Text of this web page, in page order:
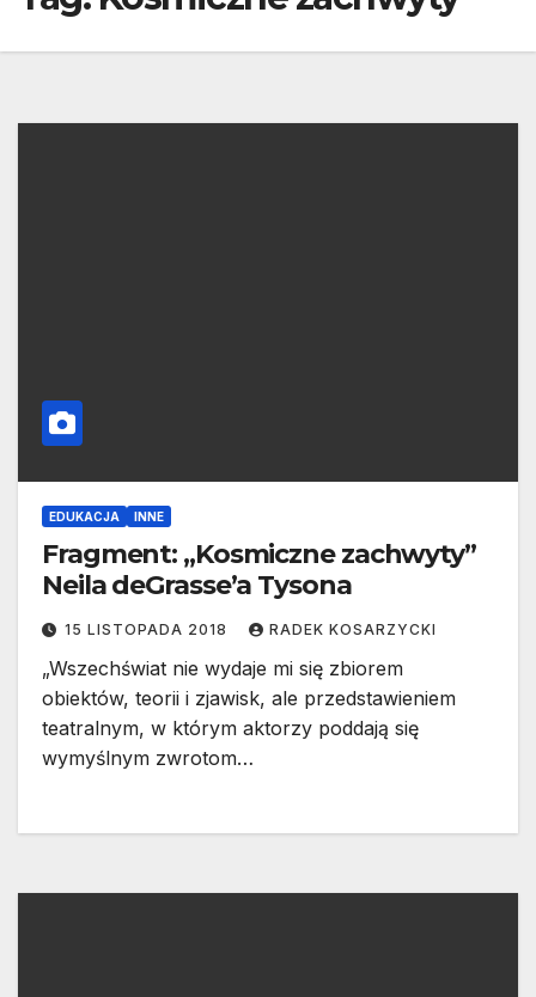
EDUKACJA INNE
Fragment: „Kosmiczne zachwyty”
Neila deGrasse’a Tysona
15 LISTOPADA 2018 RADEK KOSARZYCKI
„Wszechświat nie wydaje mi się zbiorem
obiektów, teorii i zjawisk, ale przedstawieniem
teatralnym, w którym aktorzy poddają się
wymyślnym zwrotom…